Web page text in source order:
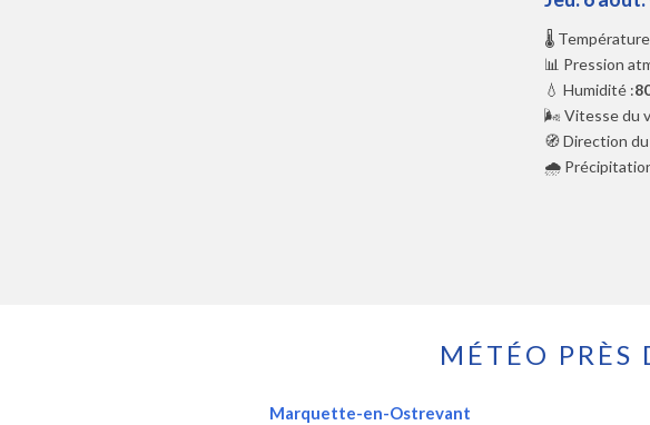
🌡️
📊 Pression
💧 Humidité :
🌬️ Vitesse du
🧭 Direction
🌧️
MÉTÉO PRÈS
Marquette-en-Ostrevant